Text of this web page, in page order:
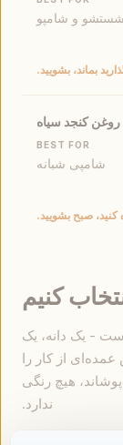
و شامپو
روغن کنجد سیاه
شامپی شبانه
صبح بشویید.
کنیم
- یک دانه، یک
از کار را
هیچ رنگی
ندارد.